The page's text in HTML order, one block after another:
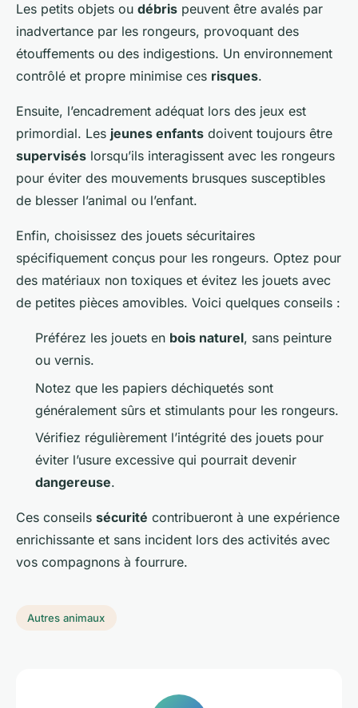
Les petits objets ou débris peuvent être avalés par
inadvertance par les rongeurs, provoquant des
étouffements ou des indigestions. Un environnement
contrôlé et propre minimise ces risques.
Ensuite, l’encadrement adéquat lors des jeux est
primordial. Les jeunes enfants doivent toujours être
supervisés lorsqu’ils interagissent avec les rongeurs
pour éviter des mouvements brusques susceptibles
de blesser l’animal ou l’enfant.
Enfin, choisissez des jouets sécuritaires
spécifiquement conçus pour les rongeurs. Optez pour
des matériaux non toxiques et évitez les jouets avec
de petites pièces amovibles. Voici quelques conseils :
Préférez les jouets en bois naturel, sans peinture
ou vernis.
Notez que les papiers déchiquetés sont
généralement sûrs et stimulants pour les rongeurs.
Vérifiez régulièrement l’intégrité des jouets pour
éviter l’usure excessive qui pourrait devenir
dangereuse.
Ces conseils sécurité contribueront à une expérience
enrichissante et sans incident lors des activités avec
vos compagnons à fourrure.
Autres animaux